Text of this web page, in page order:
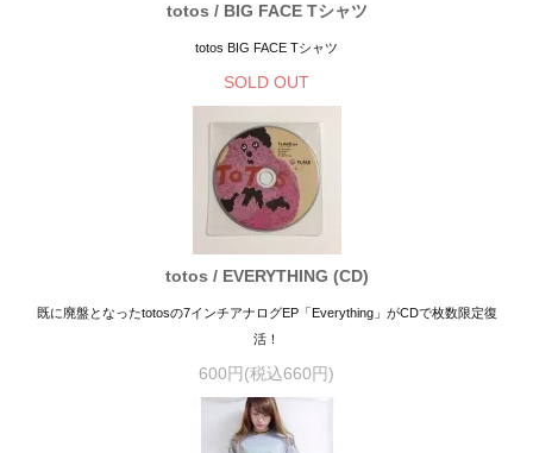
totos / BIG FACE Tシャツ
totos BIG FACE Tシャツ
SOLD OUT
totos / EVERYTHING (CD)
既に廃盤となったtotosの7インチアナログEP「Everything」がCDで枚数限定復
活！
600円(税込660円)